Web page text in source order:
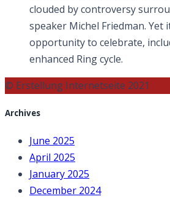
clouded by controversy
speaker Michel Friedman. Yet
opportunity to celebrate,
enhanced Ring cycle.
© Erstellung Internetseite 2021
Archives
June 2025
April 2025
January 2025
December 2024